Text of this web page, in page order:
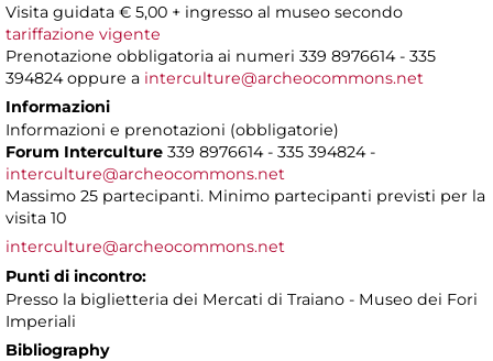
Visita guidata € 5,00 + ingresso al museo secondo
tariffazione vigente
Prenotazione obbligatoria ai numeri 339 8976614 - 335
394824 oppure a interculture@archeocommons.net
Informazioni
Informazioni e prenotazioni (obbligatorie)
Forum Interculture 339 8976614 - 335 394824 -
interculture@archeocommons.net
Massimo 25 partecipanti. Minimo partecipanti previsti per la
visita 10
interculture@archeocommons.net
Punti di incontro:
Presso la biglietteria dei Mercati di Traiano - Museo dei Fori
Imperiali
Bibliography